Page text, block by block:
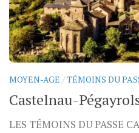
MOYEN-AGE /TÉMOINS DU
Castelnau-
LES TÉMOINS DU PASSE